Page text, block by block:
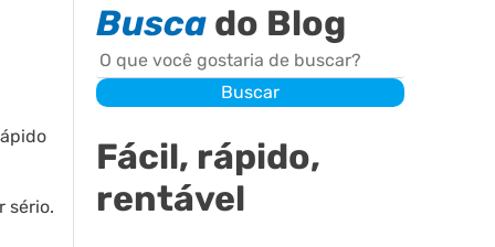
sério.
Buscado Blog
Buscar
Buscar
Fácil, rápido,
rentável